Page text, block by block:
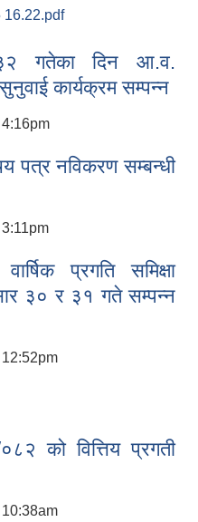
16.22.pdf
गतेका दिन आ.व.
कार्यक्रम सम्पन्न
सुनुवाई कार्यक्रम सम्पन्न
पत्र नविकरण सम्बन्धी
प्रगति समिक्षा
३० र ३१ गते सम्पन्न
असार ३० र ३१ गते सम्पन्न ।
को वित्तिय प्रगती